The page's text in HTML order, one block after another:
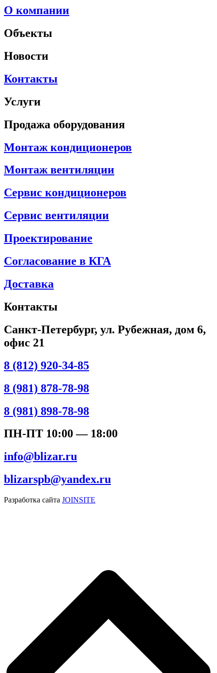
О компании
Объекты
Новости
Контакты
Услуги
Продажа оборудования
Монтаж кондиционеров
Монтаж вентиляции
Сервис кондиционеров
Сервис вентиляции
Проектирование
Согласование в КГА
Доставка
Контакты
Санкт-Петербург, ул. Рубежная, дом 6,
офис 21
8 (812) 920-34-85
8 (981) 878-78-98
8 (981) 898-78-98
ПН-ПТ 10:00 — 18:00
info@blizar.ru
blizarspb@yandex.ru
Разработка сайта JOINSITE